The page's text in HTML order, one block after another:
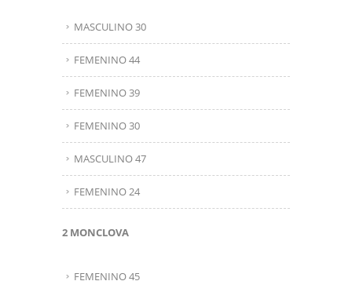
MASCULINO 30
FEMENINO 44
FEMENINO 39
FEMENINO 30
MASCULINO 47
FEMENINO 24
2 MONCLOVA
FEMENINO 45